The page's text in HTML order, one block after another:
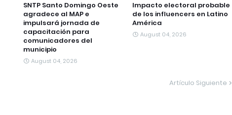
SNTP Santo Domingo Oeste
agradece al MAP e
impulsará jornada de
capacitación para
comunicadores del
municipio
August 04, 2026
Impacto electoral probable
de los influencers en Latino
América
August 04, 2026
Artículo Siguiente